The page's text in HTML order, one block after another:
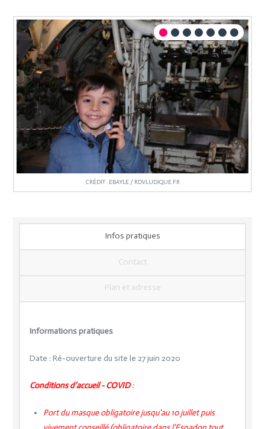
CRÉDIT : EBAYLE / RDVLUDIQUE.FR
Infos pratiques
Contact
Plan et adresse
Informations pratiques
Date : Ré-ouverture du site le 27 juin 2020
Conditions d’accueil - COVID:
Port du masque obligatoire jusqu'au 10 juillet puis